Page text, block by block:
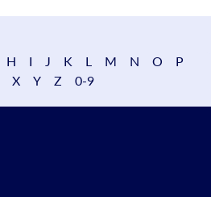
H I J K L M N O
P
X Y Z 0-9